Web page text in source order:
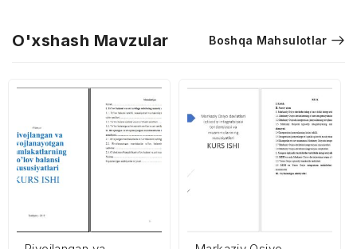
O'xshash Mavzular Boshqa Mahsulotlar